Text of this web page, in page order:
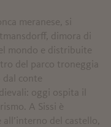
meranese, si
dimora di
mondo e distribuite
del parco troneggia
dal conte
oggi ospita il
A Sissi è
del castello,